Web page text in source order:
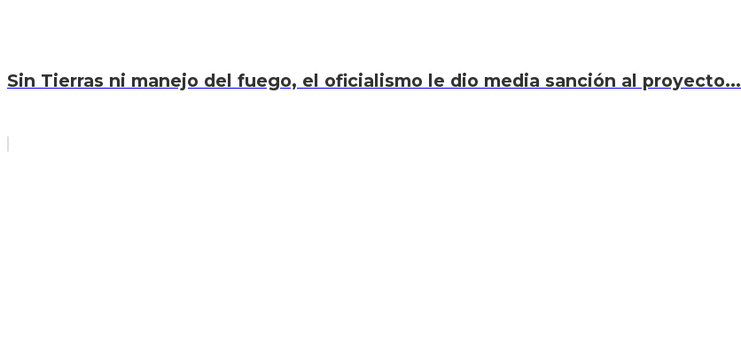
Sin Tierras ni manejo del fuego, el oficialismo le dio media sanción al proyecto...